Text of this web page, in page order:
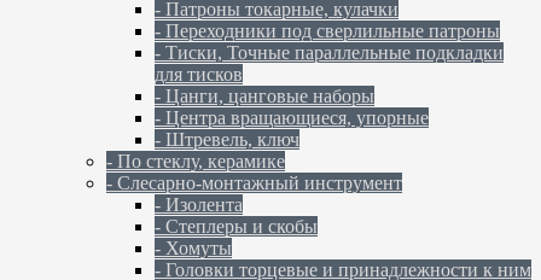
- Патроны токарные, кулачки
- Переходники под сверлильные патроны
- Тиски, Точные параллельные подкладки
для тисков
- Цанги, цанговые наборы
- Центра вращающиеся, упорные
- Штревель, ключ
- По стеклу, керамике
- Слесарно-монтажный инструмент
- Изолента
- Степлеры и скобы
- Хомуты
- Головки торцевые и принадлежности к ним